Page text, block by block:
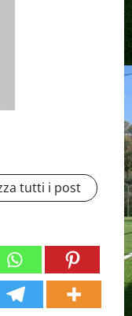
tutti i post